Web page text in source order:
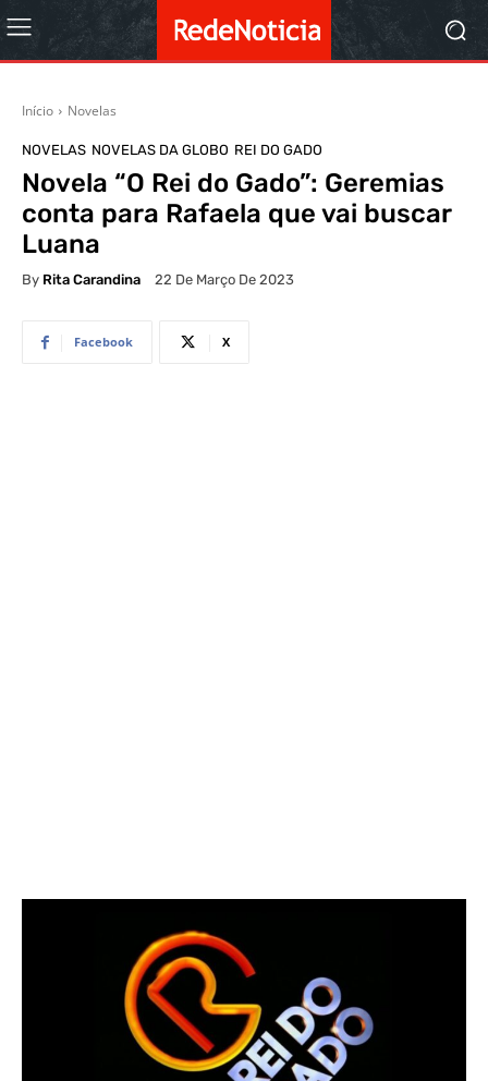
Início Novelas
NOVELAS NOVELAS DA GLOBO REI DO GADO
Novela “O Rei do Gado”: Geremias
conta para Rafaela que vai buscar
Luana
By Rita Carandina 22 De Março De 2023
Facebook X